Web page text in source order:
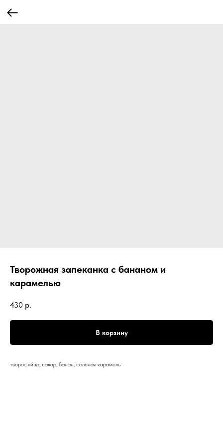
Творожная запеканка с бананом и
карамелью
430 р.
В корзину
творог, яйцо, сахар, банан, солёная карамель